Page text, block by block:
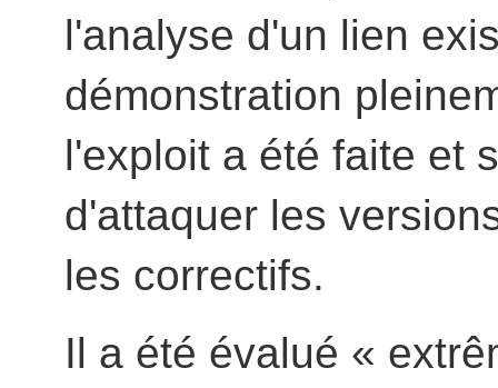
l'analyse d'un lien
démonstration
l'exploit a été faite et
d'attaquer les
les correctifs.
Il a été évalué «